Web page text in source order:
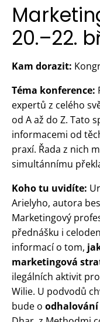
20.–22.
Kam dorazit:
Téma konference:
expertů z celého
od A až do Z. Tato
informacemi od
praxí. Řada z nich
simultánnímu
Koho tu uvidíte:
Arielyho, autora
Marketingový
přednášku i
informací o tom,
marketingová
ilegálních aktivit
Wilie. U podvodů
bude o